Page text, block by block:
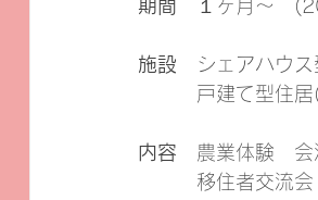
期間 １ヶ月～　
施設 シェアハウス
戸建て型住居(
内容 農業体験　会
移住者交流会